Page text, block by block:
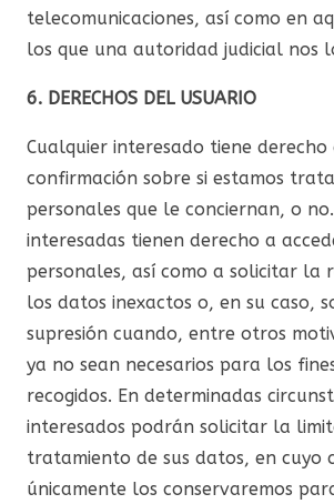
telecomunicaciones, así como en
los que una autoridad judicial nos
6. DERECHOS DEL USUARIO
Cualquier interesado tiene
confirmación sobre si estamos
personales que le conciernan, o
interesadas tienen derecho a
personales, así como a solicitar la
los datos inexactos o, en su caso,
supresión cuando, entre otros
ya no sean necesarios para los
recogidos. En determinadas
interesados podrán solicitar la
tratamiento de sus datos, en cuyo
únicamente los conservaremos